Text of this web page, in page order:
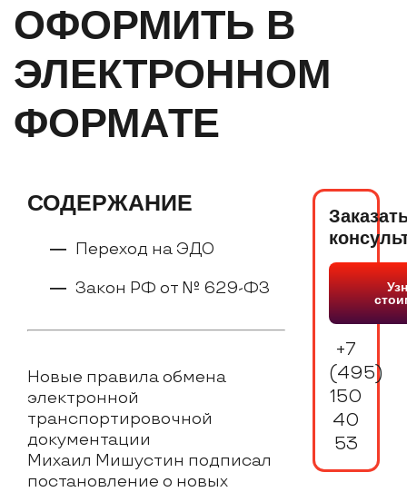
ОФОРМИТЬ В
ЭЛЕКТРОННОМ
ФОРМАТЕ
+7
(495)
150
40
53
СОДЕРЖАНИЕ
Переход на ЭДО
Закон РФ от № 629-ФЗ
Новые правила обмена
электронной
транспортировочной
документации
Михаил Мишустин подписал
постановление о новых